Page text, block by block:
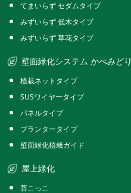
てまいらず セダムタイプ
みずいらず 低木タイプ
みずいらず 草花タイプ
壁面緑化システム かべみどり
植栽ネットタイプ
SUSワイヤータイプ
パネルタイプ
プランタータイプ
壁面緑化植栽ガイド
屋上緑化
苔こっこ